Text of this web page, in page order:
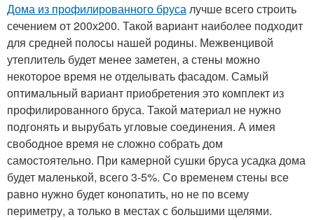
Дома из профилированного брусалучше всего строить
сечением от 200х200. Такой вариант наиболее подходит
для средней полосы нашей родины. Межвенцивой
утеплитель будет менее заметен, а стены можно
некоторое время не отделывать фасадом. Самый
оптимальный вариант приобретения это комплект из
профилированного бруса. Такой материал не нужно
подгонять и вырубать угловые соединения. А имея
свободное время не сложно собрать дом
самостоятельно. При камерной сушки бруса усадка дома
будет маленькой, всего 3-5%. Со временем стены все
равно нужно будет конопатить, но не по всему
периметру, а только в местах с большими щелями.